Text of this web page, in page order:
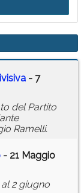
visiva - 7
del Partito
Ramelli.
- 21 Maggio
2 giugno